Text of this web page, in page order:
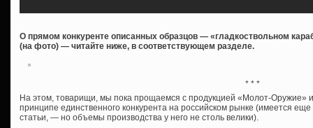
О прямом конкуренте описанных образцов — «гладкоствольном
(на фото) — читайте ниже, в соответствующем разделе.
* * *
На этом, товарищи, мы пока прощаемся с продукцией «Молот-Оружие»
принципе единственного конкурента на российском рынке (имеется
статьи, — но объемы производства у него не столь велики).